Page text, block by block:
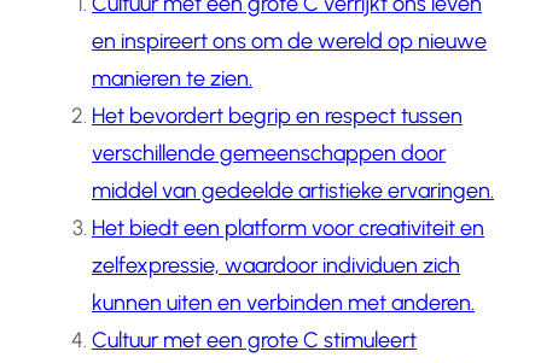
en inspireert ons om de wereld op nieuwe
manieren te zien.
Het bevordert begrip en respect tussen
verschillende gemeenschappen door
middel van gedeelde artistieke ervaringen.
Het biedt een platform voor creativiteit en
zelfexpressie, waardoor individuen zich
kunnen uiten en verbinden met anderen.
Cultuur met een grote C stimuleert